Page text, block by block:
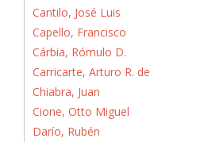
Cantilo, José Luis
Capello, Francisco
Cárbia, Rómulo D.
Carricarte, Arturo R. de
Chiabra, Juan
Cione, Otto Miguel
Darío, Rubén